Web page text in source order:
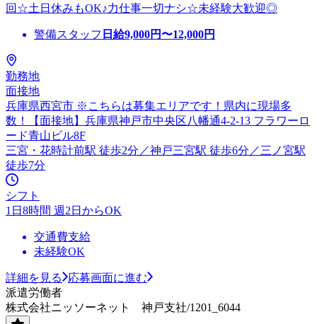
回☆土日休みもOK♪力仕事一切ナシ☆未経験大歓迎◎
警備スタッフ 日給9,000円〜12,000円
勤務地
面接地
兵庫県西宮市 ※こちらは募集エリアです！県内に現場多
数！【面接地】兵庫県神戸市中央区八幡通4-2-13 フラワーロ
ード青山ビル8F
三宮・花時計前駅 徒歩2分／神戸三宮駅 徒歩6分／三ノ宮駅
徒歩7分
シフト
1日8時間 週2日からOK
交通費支給
未経験OK
詳細を見る
応募画面に進む
派遣労働者
株式会社ニッソーネット 神戸支社/1201_6044